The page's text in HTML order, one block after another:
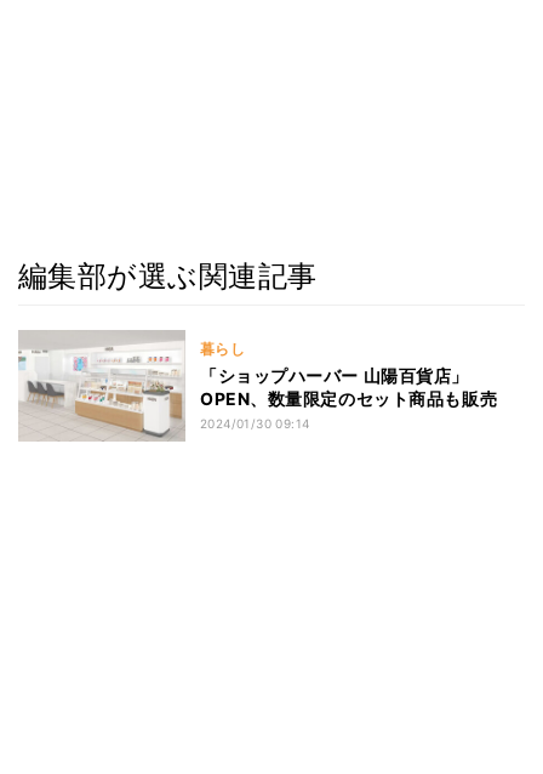
編集部が選ぶ関連記事
暮らし
「ショップハーバー 山陽百貨店」
OPEN、数量限定のセット商品も販売
2024/01/30 09:14